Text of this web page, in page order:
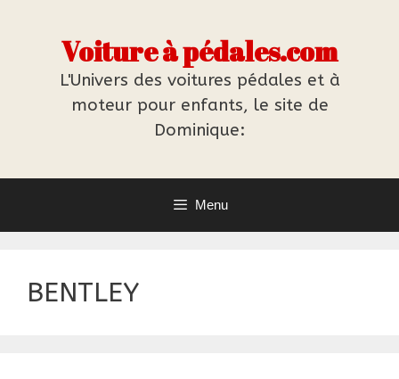
Voiture à pédales.com
L'Univers des voitures pédales et à
moteur pour enfants, le site de
Dominique:
Menu
BENTLEY